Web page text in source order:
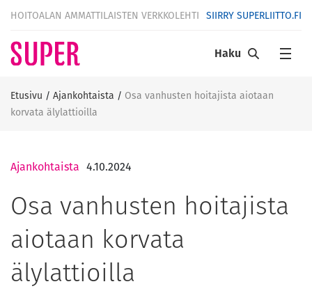
HOITOALAN AMMATTILAISTEN VERKKOLEHTI SIIRRY SUPERLIITTO.FI
Haku
Etusivu / Ajankohtaista / Osa vanhusten hoitajista aiotaan
korvata älylattioilla
Ajankohtaista 4.10.2024
Osa vanhusten hoitajista
aiotaan korvata
älylattioilla